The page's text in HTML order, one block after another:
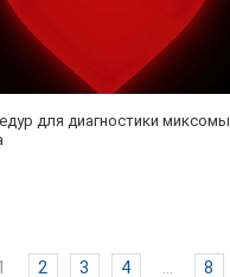
для диагностики миксомы
2 3 4 ... 8